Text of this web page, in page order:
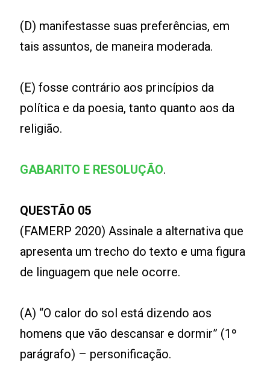
(D) manifestasse suas preferências, em
tais assuntos, de maneira moderada.
(E) fosse contrário aos princípios da
política e da poesia, tanto quanto aos da
religião.
GABARITO E RESOLUÇÃO.
QUESTÃO 05
(FAMERP 2020) Assinale a alternativa que
apresenta um trecho do texto e uma figura
de linguagem que nele ocorre.
(A) “O calor do sol está dizendo aos
homens que vão descansar e dormir” (1º
parágrafo) – personificação.